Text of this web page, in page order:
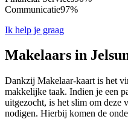
Communicatie97%
Ik help je graag
Makelaars in
Dankzij Makelaar-kaart is het
makkelijke taak. Indien je een
uitgezocht, is het slim om deze
nodigen. Hierbij komen de